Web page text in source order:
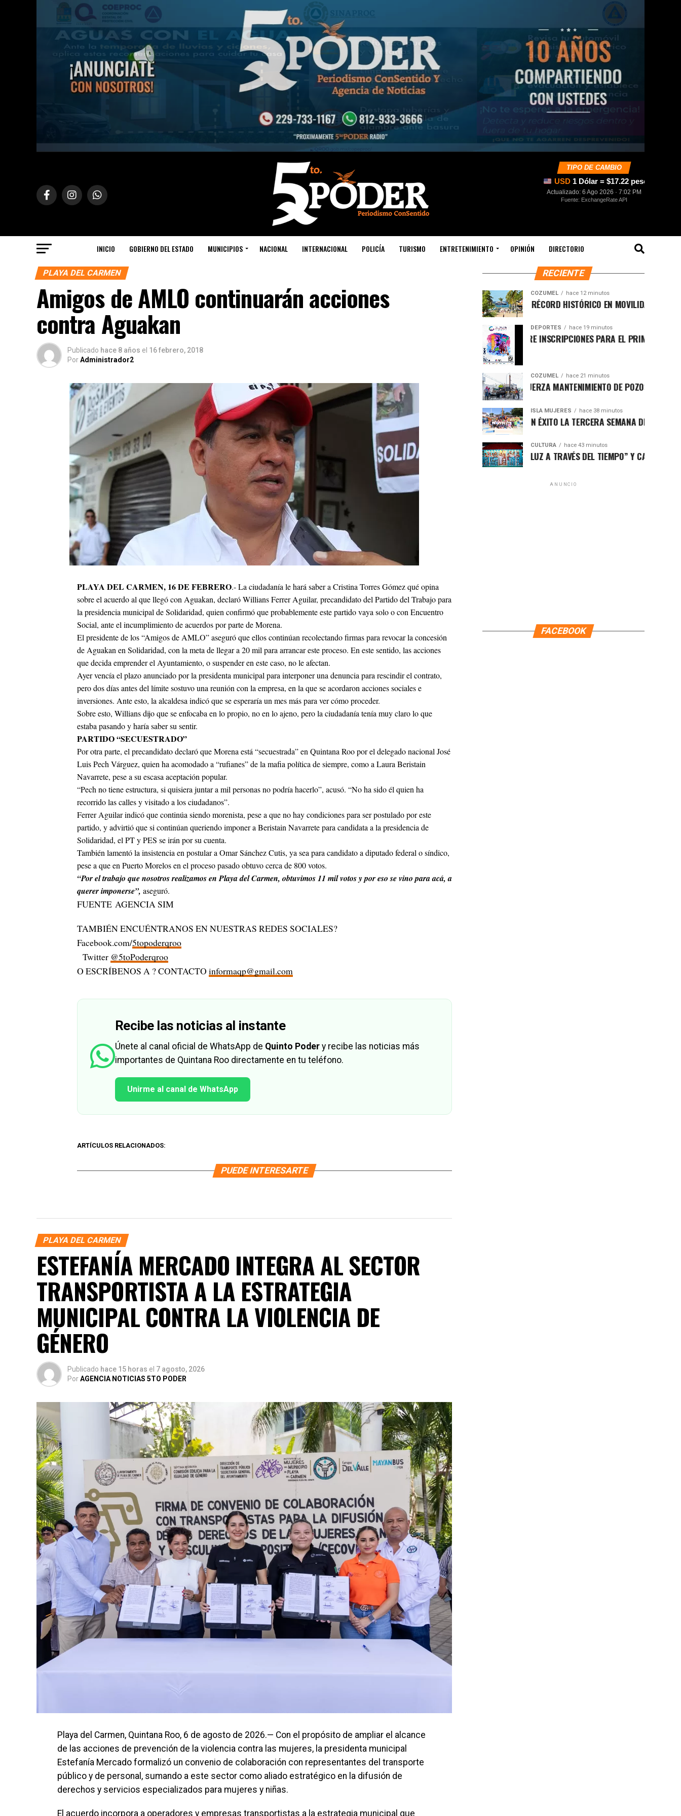
TIPO DE CAMBIO
USD 1 Dólar = $17.22 pesos
Actualizado: 6 Ago 2026 · 7:02 PM
Fuente: ExchangeRate API
INICIO GOBIERNO DEL ESTADO MUNICIPIOS NACIONAL INTERNACIONAL POLICÍA TURISMO ENTRETENIMIENTO OPINIÓN DIRECTORIO
PLAYA DEL CARMEN
Amigos de AMLO continuarán acciones
contra Aguakan
Publicado hace 8 años el 16 febrero, 2018
PorAdministrador2
PLAYA DEL CARMEN, 16 DE FEBRERO.- La ciudadanía le hará saber a Cristina Torres Gómez qué opina
sobre el acuerdo al que llegó con Aguakan, declaró Willians Ferrer Aguilar, precandidato del Partido del Trabajo para
la presidencia municipal de Solidaridad, quien confirmó que probablemente este partido vaya solo o con Encuentro
Social, ante el incumplimiento de acuerdos por parte de Morena.
El presidente de los “Amigos de AMLO” aseguró que ellos continúan recolectando firmas para revocar la concesión
de Aguakan en Solidaridad, con la meta de llegar a 20 mil para arrancar este proceso. En este sentido, las acciones
que decida emprender el Ayuntamiento, o suspender en este caso, no le afectan.
Ayer vencía el plazo anunciado por la presidenta municipal para interponer una denuncia para rescindir el contrato,
pero dos días antes del límite sostuvo una reunión con la empresa, en la que se acordaron acciones sociales e
inversiones. Ante esto, la alcaldesa indicó que se esperaría un mes más para ver cómo proceder.
Sobre esto, Willians dijo que se enfocaba en lo propio, no en lo ajeno, pero la ciudadanía tenía muy claro lo que
estaba pasando y haría saber su sentir.
PARTIDO “SECUESTRADO”
Por otra parte, el precandidato declaró que Morena está “secuestrada” en Quintana Roo por el delegado nacional José
Luis Pech Várguez, quien ha acomodado a “rufianes” de la mafia política de siempre, como a Laura Beristain
Navarrete, pese a su escasa aceptación popular.
“Pech no tiene estructura, si quisiera juntar a mil personas no podría hacerlo”, acusó. “No ha sido él quien ha
recorrido las calles y visitado a los ciudadanos”.
Ferrer Aguilar indicó que continúa siendo morenista, pese a que no hay condiciones para ser postulado por este
partido, y advirtió que si continúan queriendo imponer a Beristain Navarrete para candidata a la presidencia de
Solidaridad, el PT y PES se irán por su cuenta.
También lamentó la insistencia en postular a Omar Sánchez Cutis, ya sea para candidato a diputado federal o síndico,
pese a que en Puerto Morelos en el proceso pasado obtuvo cerca de 800 votos.
“Por el trabajo que nosotros realizamos en Playa del Carmen, obtuvimos 11 mil votos y por eso se vino para acá, a
querer imponerse”, aseguró.
FUENTE AGENCIA SIM
TAMBIÉN ENCUÉNTRANOS EN NUESTRAS REDES SOCIALES?
Facebook.com/5topoderqroo
Twitter @5toPoderqroo
O ESCRÍBENOS A ? CONTACTO informaqp@gmail.com
Recibe las noticias al instante
Únete al canal oficial de WhatsApp de Quinto Poder y recibe las noticias más
importantes de Quintana Roo directamente en tu teléfono.
Unirme al canal de WhatsApp
ARTÍCULOS RELACIONADOS:
PUEDE INTERESARTE
PLAYA DEL CARMEN
ESTEFANÍA MERCADO INTEGRA AL SECTOR
TRANSPORTISTA A LA ESTRATEGIA
MUNICIPAL CONTRA LA VIOLENCIA DE
GÉNERO
Publicado hace 15 horas el 7 agosto, 2026
PorAGENCIA NOTICIAS 5TO PODER
Playa del Carmen, Quintana Roo, 6 de agosto de 2026.— Con el propósito de ampliar el alcance
de las acciones de prevención de la violencia contra las mujeres, la presidenta municipal
Estefanía Mercado formalizó un convenio de colaboración con representantes del transporte
público y de personal, sumando a este sector como aliado estratégico en la difusión de
derechos y servicios especializados para mujeres y niñas.
El acuerdo incorpora a operadores y empresas transportistas a la estrategia municipal que
RECIENTE
COZUMEL hace 12 minutos
JULIO ROMPE RÉCORD HISTÓRICO EN MOVILIDAD MARÍTIMA Y
DEPORTES hace 19 minutos
COZUMEL ABRE INSCRIPCIONES PARA EL PRIMER TRIATLÓN
COZUMEL hace 21 minutos
CHACÓN REFUERZA MANTENIMIENTO DE POZOS DE
ISLA MUJERES hace 38 minutos
CONCLUYE CON ÉXITO LA TERCERA SEMANA DEL CURSO DE
CULTURA hace 43 minutos
EXPOSICIÓN “LUZ A TRAVÉS DEL TIEMPO” Y CASITAS DE
ANUNCIO
FACEBOOK